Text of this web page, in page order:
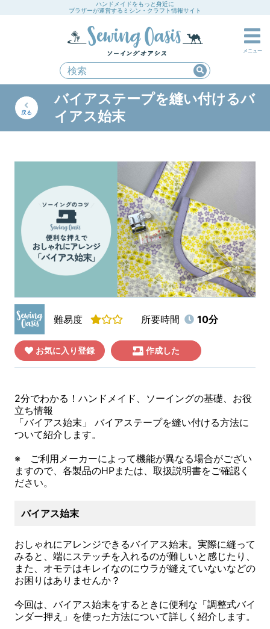
ハンドメイドをもっと身近に
ブラザーが運営するミシン・クラフト情報サイト
メニュー
戻る
バイアステープを縫い付けるバ
イアス始末
難易度 所要時間 10分
お気に入り登録 作成した
2分でわかる！ハンドメイド、ソーイングの基礎、お役
立ち情報
「バイアス始末」 バイアステープを縫い付ける方法に
ついて紹介します。
※ ご利用メーカーによって機能が異なる場合がござい
ますので、各製品のHPまたは、取扱説明書をご確認く
ださい。
バイアス始末
おしゃれにアレンジできるバイアス始末。実際に縫って
みると、端にステッチを入れるのが難しいと感じたり、
また、オモテはキレイなのにウラが縫えていないなどの
お困りはありませんか？
今回は、バイアス始末をするときに便利な「調整式バイ
ンダー押え」を使った方法について詳しく紹介します。